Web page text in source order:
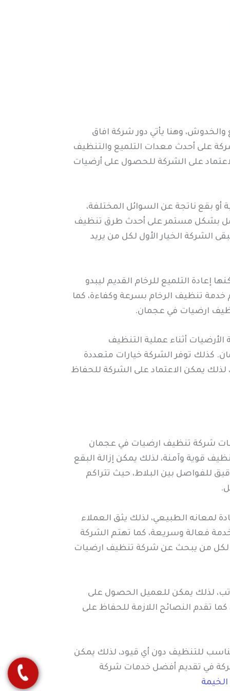
والخدوش، وهنا يأتي دور شركة افاق
على أحدث معدات التلميع والتنظيف
على الشركة للحصول على أرضيات
بقع ناتجة عن السوائل المختلفة،
بشكل مستمر على أحدث طرق تنظيف
الشركة الخيار الأول لكل من يريد
التلميع للرخام القديم ليبدو
خدمة تنظيف الرخام بسرعة وكفاءة، كما
ارضيات في عجمان.
الأرضيات أثناء عملية التنظيف
كذلك توفر الشركة خيارات متعددة
يمكن الاعتماد على الشركة للحفاظ
شركة تنظيف ارضيات في عجمان
قوية وآمنة، لذلك يمكن إزالة البقع
للفواصل بين البلاط، حيث تتراكم
لمعانه الطبيعي، لذلك يثق العملاء
فعالة وسريعة، كما تهتم الشركة
لكل من يبحث عن شركة تنظيف ارضيات
لذلك يمكن للعميل الحصول على
تقدم النصائح اللازمة للحفاظ على
للتنظيف دون أي قيود، لذلك يمكن
في تقديم أفضل خدمات شركة